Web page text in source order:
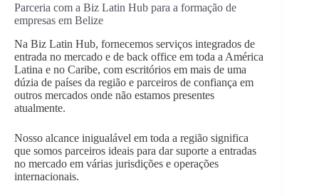
Parceria com a Biz Latin Hub para a formação de
empresas em Belize
Na Biz Latin Hub, fornecemos serviços integrados de
entrada no mercado e de back office em toda a América
Latina e no Caribe, com escritórios em mais de uma
dúzia de países da região e parceiros de confiança em
outros mercados onde não estamos presentes
atualmente.
Nosso alcance inigualável em toda a região significa
que somos parceiros ideais para dar suporte a entradas
no mercado em várias jurisdições e operações
internacionais.